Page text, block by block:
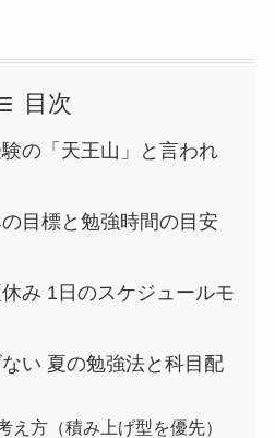
目次
の「天王山」と言われ
目標と勉強時間の目安
み 1日のスケジュールモ
い 夏の勉強法と科目配
え方（積み上げ型を優先）